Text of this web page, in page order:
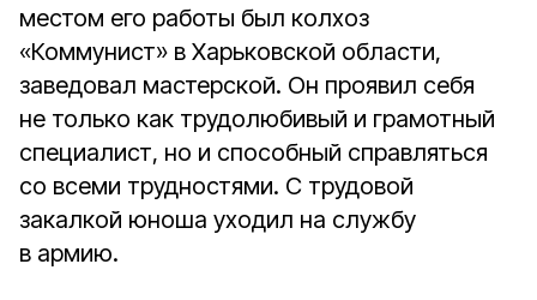
местом его работы был колхоз
«Коммунист» в Харьковской области,
заведовал мастерской. Он проявил себя
не только как трудолюбивый и грамотный
специалист, но и способный справляться
со всеми трудностями. С трудовой
закалкой юноша уходил на службу
в армию.